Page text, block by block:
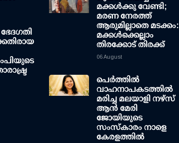
മക്കള്‍ക്കു വേണ്ടി;
മരണ നേരത്ത്
ആരുമില്ലാതെ മടക്കം:
മക്കള്‍ക്കെല്ലാം
തിരക്കോട് തിരക്ക്
06 August
പെർത്തിൽ
വാഹനാപകടത്തിൽ
മരിച്ച മലയാളി നഴ്സ്
ആൻ മേരി
ജോയിയുടെ
സംസ്കാരം നാളെ
കേരളത്തിൽ